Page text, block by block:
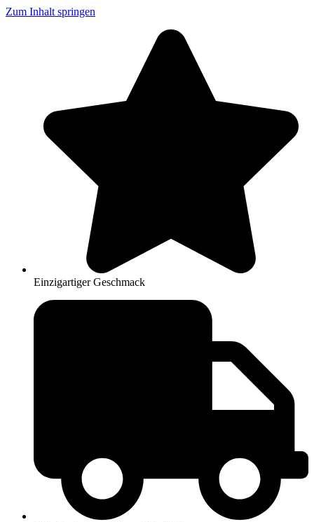
Zum Inhalt springen
Einzigartiger Geschmack